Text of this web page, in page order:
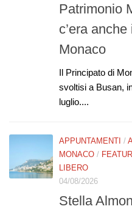
Patrimonio
c’era
Monaco
Il Principato di
svoltisi a Busan,
luglio....
APPUNTAMENTI /
MONACO /
LIBERO
04/08/2026
Stella